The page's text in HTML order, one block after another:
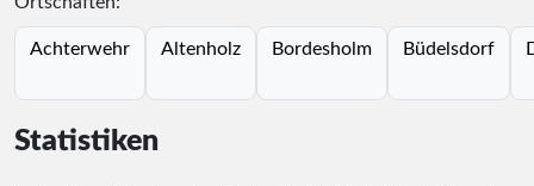
Achterwehr Altenholz Bordesholm Büdelsdorf
Statistiken